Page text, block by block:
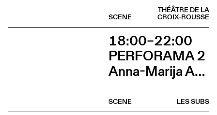
THÉÂTRE DE LA
CROIX-ROUSSE
SCENE
18:00–22:00
PERFORAMA 2
Anna-Marija Adomaityte & Gautier Teuscher, Marc Oosterhoff, Catol Teixeira, Ouinch Ouinch
LES SUBS
SCENE